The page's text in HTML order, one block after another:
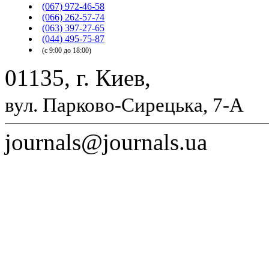
(067) 972-46-58
(066) 262-57-74
(063) 397-27-65
(044) 495-75-87
(с 9:00 до 18:00)
01135, г. Киев,
вул. Парково-Сирецька, 7-А
journals@journals.ua